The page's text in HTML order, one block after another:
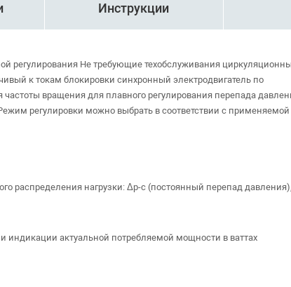
Инструкции
регулирования Не требующие техобслуживания
к токам блокировки синхронный электродвигатель по
частоты вращения для плавного регулирования перепада
регулировки можно выбрать в соответствии с применяемой
распределения нагрузки: Δp-c (постоянный перепад
индикации актуальной потребляемой мощности в ваттах